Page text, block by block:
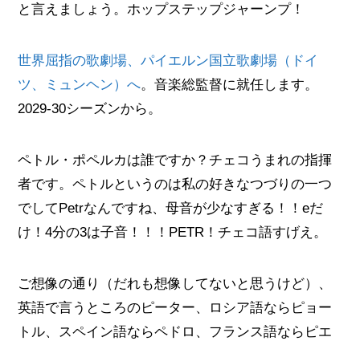
と言えましょう。ホップステップジャーンプ！
世界屈指の歌劇場、パイエルン国立歌劇場（ドイ
ツ、ミュンヘン）へ。音楽総監督に就任します。
2029-30シーズンから。
ペトル・ポペルカは誰ですか？チェコうまれの指揮
者です。ペトルというのは私の好きなつづりの一つ
でしてPetrなんですね、母音が少なすぎる！！eだ
け！4分の3は子音！！！PETR！チェコ語すげえ。
ご想像の通り（だれも想像してないと思うけど）、
英語で言うところのピーター、ロシア語ならピョー
トル、スペイン語ならペドロ、フランス語ならピエ